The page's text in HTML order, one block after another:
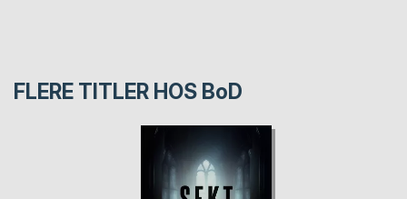
FLERE TITLER HOS BoD